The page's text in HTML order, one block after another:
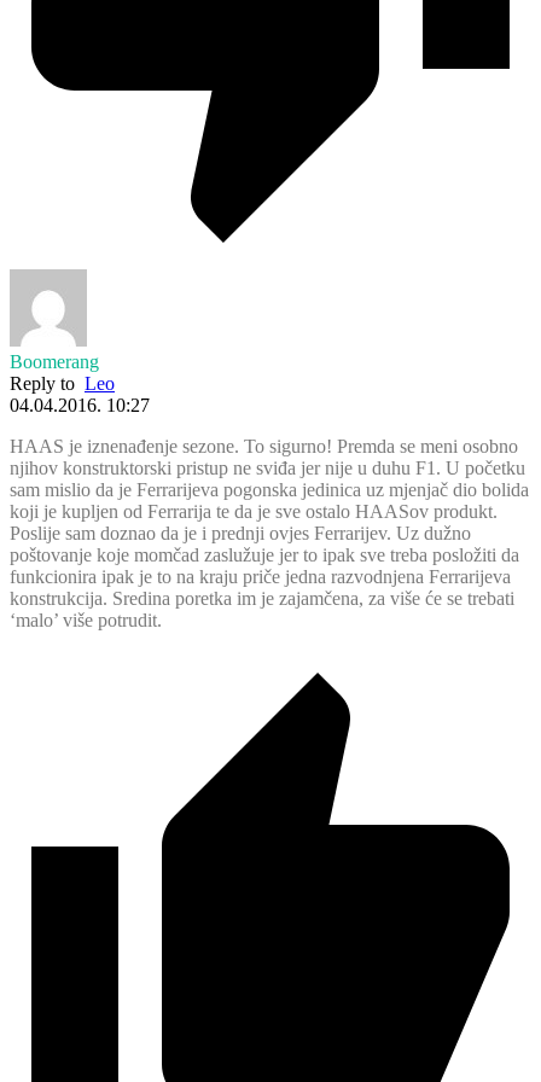
Boomerang
Reply to Leo
04.04.2016. 10:27
HAAS je iznenađenje sezone. To sigurno! Premda se meni osobno
njihov konstruktorski pristup ne sviđa jer nije u duhu F1. U početku
sam mislio da je Ferrarijeva pogonska jedinica uz mjenjač dio bolida
koji je kupljen od Ferrarija te da je sve ostalo HAASov produkt.
Poslije sam doznao da je i prednji ovjes Ferrarijev. Uz dužno
poštovanje koje momčad zaslužuje jer to ipak sve treba posložiti da
funkcionira ipak je to na kraju priče jedna razvodnjena Ferrarijeva
konstrukcija. Sredina poretka im je zajamčena, za više će se trebati
‘malo’ više potrudit.